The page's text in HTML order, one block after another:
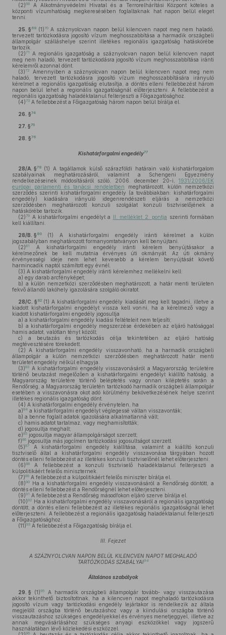
(2)68
A Alkotmányvédelmi Hivatal és a Terrorelhárítási Központ köteles a
központi vízumhatóság megkeresésében foglaltaknak hat napon belül eleget
tenni.
25. § 69 (1)70A száznyolcvan napon belül kilencven napot meg nem haladó,
tervezett tartózkodásra jogosító vízum meghosszabbítása a harmadik országbeli
állampolgár szálláshelye szerint illetékes regionális igazgatóság hatáskörébe
tartozik.
(2)71
A regionális igazgatóság a száznyolcvan napon belül kilencven napot
meg nem haladó, tervezett tartózkodásra jogosító vízum meghosszabbítása iránti
kérelemről azonnal dönt.
(3)72
Amennyiben a száznyolcvan napon belül kilencven napot meg nem
haladó, tervezett tartózkodásra jogosító vízum meghosszabbítására irányuló
kérelmet a regionális igazgatóság elutasítja, a döntés elleni fellebbezést három
napon belül lehet a regionális igazgatóságnál előterjeszteni. A fellebbezést a
regionális igazgatóság haladéktalanul felterjeszti a Főigazgatósághoz.
(4)73 A fellebbezést a Főigazgatóság három napon belül bírálja el.
26. §74
27. §75
28. §76
Kishatárforgalmi engedély77
28/A. §78 (1) A tagállamok külső szárazföldi határain való kishatárforgalom
szabályainak meghatározásáról, valamint a Schengeni Egyezmény
rendelkezéseinek módosításáról szóló, 2006. december 20-i, 1931/2006/EK
európai parlamenti és tanácsi rendeletben meghatározott, külön nemzetközi
szerződés szerinti kishatárforgalmi engedély (a továbbiakban: kishatárforgalmi
engedély) kiadására irányuló idegenrendészeti eljárás a nemzetközi
szerződésben meghatározott konzuli szolgálat konzuli tisztviselőjének a
hatáskörébe tartozik.
(2)79 A kishatárforgalmi engedélyt a II. melléklet 2. pontja szerinti formában
kell kiállítani.
28/B. § 80 (1) A kishatárforgalmi engedély iránti kérelmet a külön
jogszabályban meghatározott formanyomtatványon kell benyújtani.
(2)81
A kishatárforgalmi engedély iránti kérelem benyújtásakor a
kérelmezőnek be kell mutatnia érvényes úti okmányát. Az úti okmány
érvényességi ideje nem lehet kevesebb a kérelem benyújtását követő
harmincadik naptól számított egy évnél.
(3) A kishatárforgalmi engedély iránti kérelemhez mellékelni kell:
a) egy darab arcfényképet;
b) a külön nemzetközi szerződésben meghatározott, a határ menti területen
fekvő állandó lakóhely igazolására szolgáló okiratot.
28/C. § 82 (1) A kishatárforgalmi engedély kiadását meg kell tagadni, illetve a
kiadott kishatárforgalmi engedélyt vissza kell vonni, ha a kérelmező vagy a
kiadott kishatárforgalmi engedély jogosultja
a) a kishatárforgalmi engedély kiadási feltételeit nem teljesíti;
b) a kishatárforgalmi engedély megszerzése érdekében az eljáró hatósággal
hamis adatot, valótlan tényt közölt;
c) a beutazás és tartózkodás célja tekintetében az eljáró hatóság
megtévesztésére törekedett.
(2) A kishatárforgalmi engedély visszavonható, ha a harmadik országbeli
állampolgár a külön nemzetközi szerződésben meghatározott határ menti
területet engedély nélkül elhagyja.
(3)83 A kishatárforgalmi engedély visszavonásáról a Magyarország területére
történő beutazást megelőzően a kishatárforgalmi engedélyt kiállító hatóság, a
Magyarország területére történő beléptetés vagy onnan kiléptetés során a
Rendőrség, a Magyarország területén tartózkodó harmadik országbeli állampolgár
esetében a visszavonásra okot adó körülmény bekövetkezésének helye szerint
illetékes regionális igazgatóság dönt.
(4) A kishatárforgalmi engedély érvénytelen, ha
a)84 a kishatárforgalmi engedélyt véglegessé váltan visszavonták;
b) a benne foglalt adatok igazolására alkalmatlanná vált;
c) hamis adatot tartalmaz, vagy meghamisították;
d) jogosultja meghalt;
e)85 jogosultja magyar állampolgárságot szerzett;
f)86 jogosultja más jogcímen tartózkodási jogosultságot szerzett.
(5)87
A kishatárforgalmi engedély kiállítása, valamint a kiállító konzuli
tisztviselő által a kishatárforgalmi engedély visszavonása tárgyában hozott
döntés elleni fellebbezést az illetékes konzuli tisztviselőnél lehet előterjeszteni.
(6)88
A fellebbezést a konzuli tisztviselő haladéktalanul felterjeszti a
külpolitikáért felelős miniszternek.
(7)89 A fellebbezést a külpolitikáért felelős miniszter bírálja el.
(8)90
Ha a kishatárforgalmi engedély visszavonásáról a Rendőrség döntött, a
döntés elleni fellebbezést a Rendőrségnél lehet előterjeszteni.
(9)91 A fellebbezést a Rendőrség másodfokon eljáró szerve bírálja el.
(10)92 Ha a kishatárforgalmi engedély visszavonásáról a regionális igazgatóság
döntött, a döntés elleni fellebbezést az illetékes regionális igazgatóságnál lehet
előterjeszteni. A fellebbezést a regionális igazgatóság haladéktalanul felterjeszti
a Főigazgatósághoz.
(11)93 A fellebbezést a Főigazgatóság bírálja el.
III. Fejezet
A SZÁZNYOLCVAN NAPON BELÜL KILENCVEN NAPOT MEGHALADÓ
TARTÓZKODÁS SZABÁLYAI94
Általános szabályok
29. § (1)95
A harmadik országbeli állampolgár tovább- vagy visszautazása
akkor tekinthető biztosítottnak, ha a kilencven napot meghaladó tartózkodásra
jogosító vízum vagy tartózkodási engedély lejártakor is rendelkezik az általa
megjelölt országba történő beutazáshoz vagy a kiindulási országba történő
visszautazáshoz szükséges engedélyekkel és érvényes menetjeggyel, illetve az
annak megvásárlásához szükséges anyagi eszközökkel vagy jogszerű
használatában lévő közlekedési eszközzel.
96